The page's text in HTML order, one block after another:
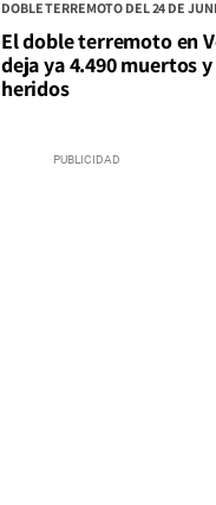
DOBLE TERREMOTO DEL 24 DE
El doble terremoto en
deja ya 4.490 muertos y
heridos